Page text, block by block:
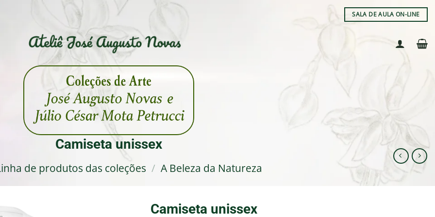
SALA DE AULA ON-LINE
Camiseta unissex
de produtos das coleções / A Beleza da Natureza
Camiseta unissex